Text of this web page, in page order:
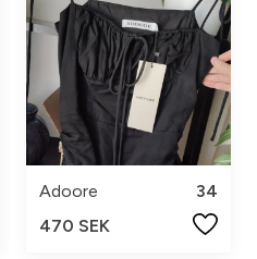
Adoore
34
470 SEK